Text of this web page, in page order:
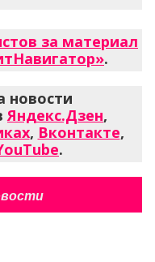
за материал
.
новости
Яндекс.Дзен,
, Вконтакте,
.